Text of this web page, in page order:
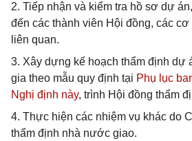
2. Tiếp nhận và kiểm tra hồ sơ dự
đến các thành viên Hội đồng, các
liên quan.
3. Xây dựng kế hoạch thẩm định dự
gia theo mẫu quy định tại Phụ lục
Nghị định này, trình Hội đồng thẩm
4. Thực hiện các nhiệm vụ khác do
thẩm định nhà nước giao.